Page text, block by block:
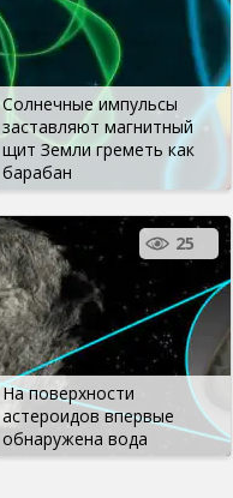
Солнечные импульсы
заставляют магнитный
щит Земли греметь как
барабан
На поверхности
астероидов впервые
обнаружена вода
25